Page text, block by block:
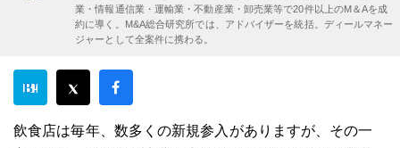
業・情報通信業・運輸業・不動産業・卸売業等で20件以上のM＆Aを成
約に導く。M&A総合研究所では、アドバイザーを統括。ディールマネー
ジャーとして全案件に携わる。
飲食店は毎年、数多くの新規参入がありますが、その一